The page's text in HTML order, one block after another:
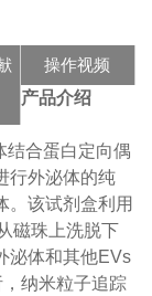
操作视频
产品介绍
结合蛋白定向偶
行外泌体的纯
。该试剂盒利用
磁珠上洗脱下
泌体和其他EVs
纳米粒子追踪